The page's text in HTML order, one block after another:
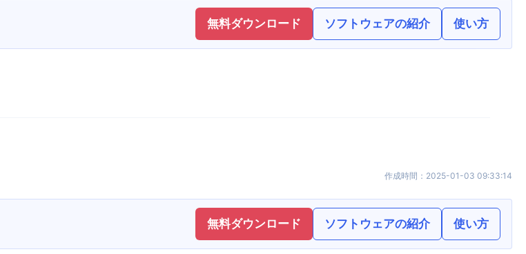
無料ダウンロード ソフトウェアの紹介 使い方
作成時間 ： 2025-01-03 09:33:14
無料ダウンロード ソフトウェアの紹介 使い方